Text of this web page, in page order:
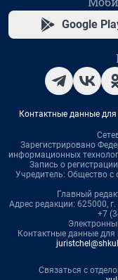
Google
Контактные данные
Зарегистрировано
информационных
Запись о
Учредитель: Общество
Главный
Адрес редакции: 625000,
+7
Контактные данные для
Связаться с